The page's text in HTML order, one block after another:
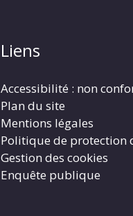
Liens
Accessibilité : non
Plan du site
Mentions légales
Politique de protection
Gestion des cookies
Enquête publique